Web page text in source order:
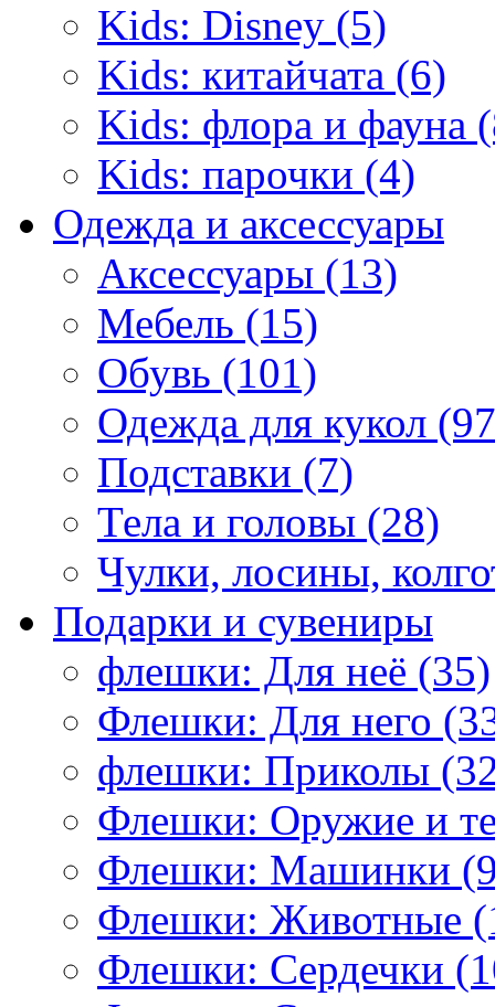
Kids: Disney (5)
Kids: китайчата (6)
Kids: флора и фауна
Kids: парочки (4)
Одежда и аксессуары
Аксессуары (13)
Мебель (15)
Обувь (101)
Одежда для кукол
Подставки (7)
Тела и головы (28)
Чулки, лосины,
Подарки и сувениры
флешки: Для неё (35)
Флешки: Для него
флешки: Приколы
Флешки: Оружие и
Флешки: Машинки
Флешки: Животные
Флешки: Сердечки